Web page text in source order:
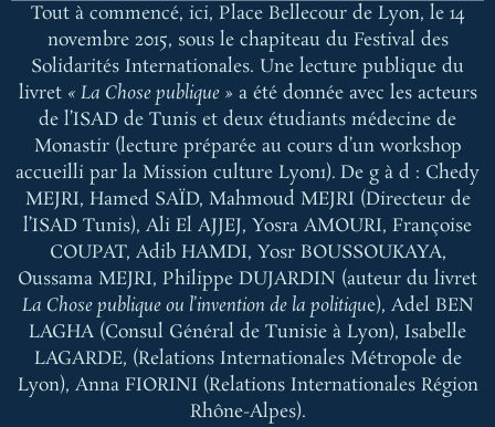
Tout à commencé, ici, Place Bellecour de Lyon, le 14
novembre 2015, sous le chapiteau du Festival des
Solidarités Internationales. Une lecture publique du
livret « La Chose publique » a été donnée avec les acteurs
de l’ISAD de Tunis et deux étudiants médecine de
Monastir (lecture préparée au cours d’un workshop
accueilli par la Mission culture Lyon1). De g à d : Chedy
MEJRI, Hamed SAÏD, Mahmoud MEJRI (Directeur de
l’ISAD Tunis), Ali El AJJEJ, Yosra AMOURI, Françoise
COUPAT, Adib HAMDI, Yosr BOUSSOUKAYA,
Oussama MEJRI, Philippe DUJARDIN (auteur du livret
La Chose publique ou l’invention de la politique), Adel BEN
LAGHA (Consul Général de Tunisie à Lyon), Isabelle
LAGARDE, (Relations Internationales Métropole de
Lyon), Anna FIORINI (Relations Internationales Région
Rhône-Alpes).